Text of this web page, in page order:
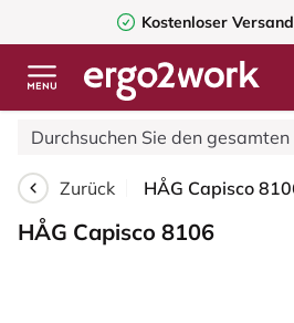
Kostenloser Versand
Zurück
HÅG Capisco 8106